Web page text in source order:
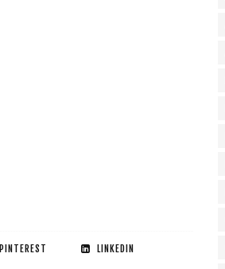
PINTEREST LINKEDIN